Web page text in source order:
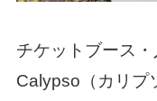
チケットブース
Calypso（カリプ